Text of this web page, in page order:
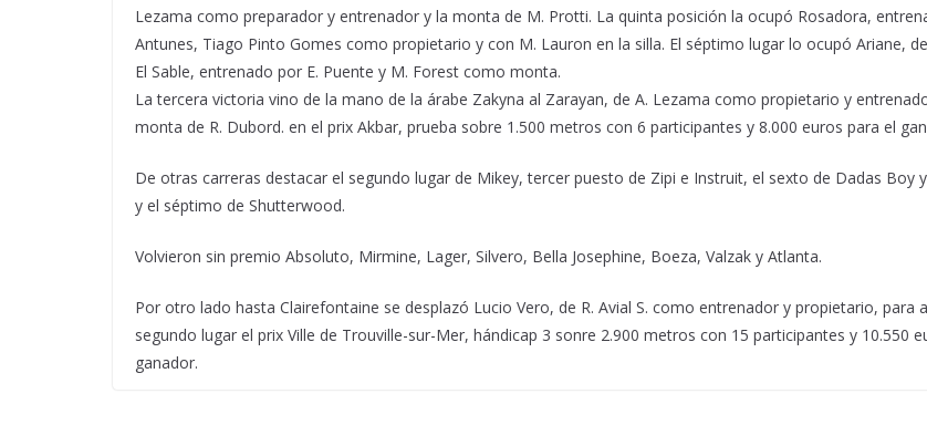
Lezama como preparador y entrenador y la monta de M. Protti. La quinta posición la ocupó Rosadora,
Antunes, Tiago Pinto Gomes como propietario y con M. Lauron en la silla. El séptimo lugar lo ocupó Ariane,
El Sable, entrenado por E. Puente y M. Forest como monta.
La tercera victoria vino de la mano de la árabe Zakyna al Zarayan, de A. Lezama como propietario y
monta de R. Dubord. en el prix Akbar, prueba sobre 1.500 metros con 6 participantes y 8.000 euros para el
De otras carreras destacar el segundo lugar de Mikey, tercer puesto de Zipi e Instruit, el sexto de Dadas Boy
y el séptimo de Shutterwood.
Volvieron sin premio Absoluto, Mirmine, Lager, Silvero, Bella Josephine, Boeza, Valzak y Atlanta.
Por otro lado hasta Clairefontaine se desplazó Lucio Vero, de R. Avial S. como entrenador y propietario, para
segundo lugar el prix Ville de Trouville-sur-Mer, hándicap 3 sonre 2.900 metros con 15 participantes y 10.550
ganador.